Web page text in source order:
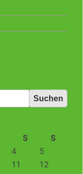
S
S
4
5
11
12